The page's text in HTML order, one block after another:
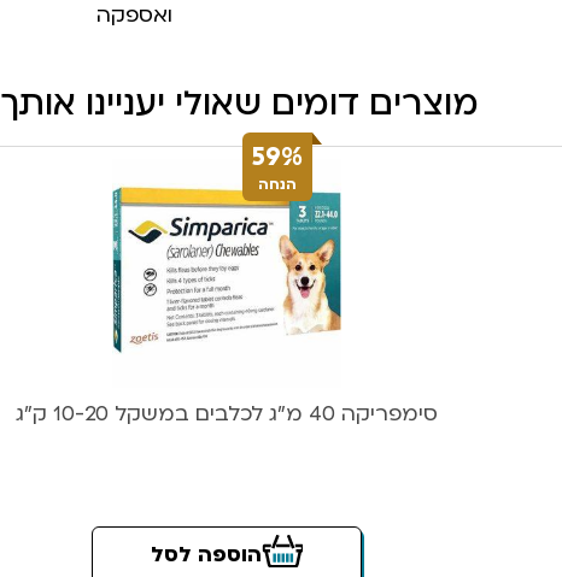
ואספקה
מוצרים דומים שאולי יעניינו אותך
59%
הנחה
סימפריקה 40 מ”ג לכלבים במשקל 10-20 ק”ג
הוספה לסל